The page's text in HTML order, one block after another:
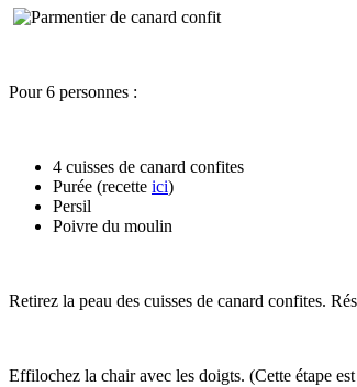
Pour 6 personnes :
4 cuisses de canard confites
Purée (recette ici)
Persil
Poivre du moulin
Retirez la peau des cuisses de canard confites.
Effilochez la chair avec les doigts. (Cette étape